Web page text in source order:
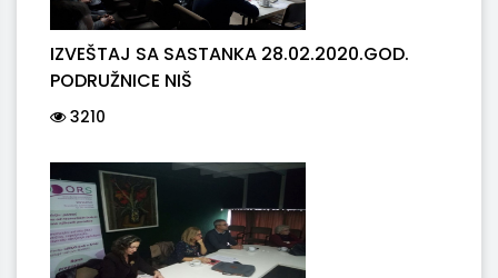
IZVEŠTAJ SA SASTANKA 28.02.2020.GOD.
PODRUŽNICE NIŠ
3210